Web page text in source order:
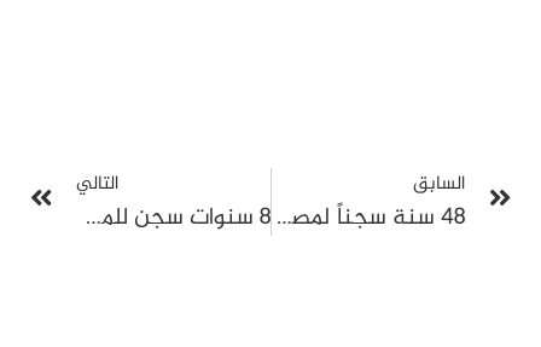
السابق
48 سنة سجناً لمصطفى خذر: قضية جديدة تكرّس منطق “العدالة الانتقائية” في قضايا الإرهاب
التالي
8 سنوات سجن للمستشار السابق علي اللافي: تسييس ملف أمني وتحويله إلى قضية إرهابية